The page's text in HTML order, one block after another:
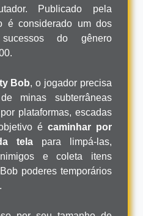
Publicado pela
é considerado um dos
do gênero
Bob, o jogador precisa
minas subterrâneas
plataformas, escadas
é caminhar por
tela para limpá-las,
e coleta itens
poderes temporários